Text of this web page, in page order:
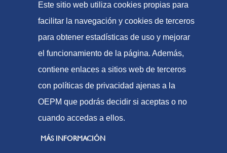
© Oficina Española de Patentes e Marcas, 2021
Accesibilidade
Aviso Legal
Política de Cookies
Protección de datos
Este sitio web utiliza cookies propias para
facilitar la navegación y cookies de terceros
para obtener estadísticas de uso y mejorar
el funcionamiento de la página. Además,
contiene enlaces a sitios web de terceros
con políticas de privacidad ajenas a la
OEPM que podrás decidir si aceptas o no
cuando accedas a ellos.
MÁS INFORMACIÓN